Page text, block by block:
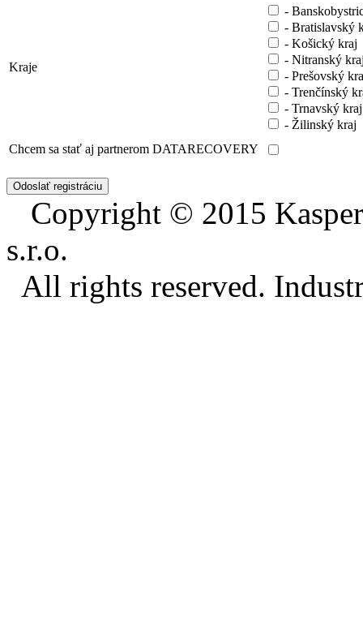
Kraje
-
- Bratislavský
- Košický kraj
- Nitranský
- Prešovský
- Trenčínský
- Trnavský kraj
- Žilinský kraj
Chcem sa stať aj partnerom DATARECOVERY
Copyright © 2015
s.r.o.
All rights reserved.